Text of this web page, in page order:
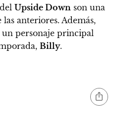
Upside Down son una
anteriores. Además,
un personaje principal
Billy.